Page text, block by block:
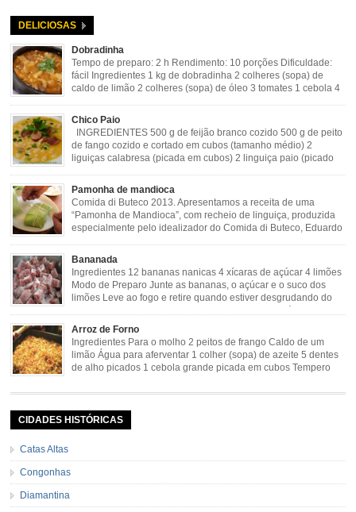
DELICIOSAS
Dobradinha
Tempo de preparo: 2 h Rendimento: 10 porções Dificuldade:
fácil Ingredientes 1 kg de dobradinha 2 colheres (sopa) de
caldo de limão 2 colheres (sopa) de óleo 3 tomates 1 cebola 4
gosto Modo de Preparo: Lavar muito bem a dobradinha com limão. Deixar de
molho […]
Chico Paio
INGREDIENTES 500 g de feijão branco cozido 500 g de peito
de fango cozido e cortado em cubos (tamanho médio) 2
liguiças calabresa (picada em cubos) 2 linguiça paio (picado
verde 2 dentes de alho amassado 3 colheres de óleo 2 […]
Pamonha de mandioca
Comida di Buteco 2013. Apresentamos a receita de uma
“Pamonha de Mandioca”, com recheio de linguiça, produzida
especialmente pelo idealizador do Comida di Buteco, Eduardo
cebola picadinha 100gr de mandioca crua ralada e espremida 1 colher café
de manteiga 35ml de leite Palha de milho verde 1 […]
Bananada
Ingredientes 12 bananas nanicas 4 xícaras de açúcar 4 limões
Modo de Preparo Junte as bananas, o açúcar e o suco dos
limões Leve ao fogo e retire quando estiver desgrudando do
de Preparo: 40 minutos http://eusoumineirouaiso.com.br/culinaria-
mineira/bananada#tempo-de-preparo
Arroz de Forno
Ingredientes Para o molho 2 peitos de frango Caldo de um
limão Água para aferventar 1 colher (sopa) de azeite 5 dentes
de alho picados 1 cebola grande picada em cubos Tempero
pele e sem sementes 1 pitada de noz moscada Salsa e cebolinha Pimenta
CIDADES HISTÓRICAS
Catas Altas
Congonhas
Diamantina